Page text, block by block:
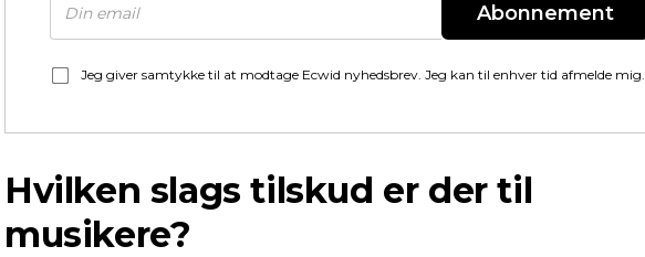
Abonnement
Jeg giver samtykke til at modtage Ecwid nyhedsbrev. Jeg kan til enhver tid afmelde mig.
Hvilken slags tilskud er der til
musikere?